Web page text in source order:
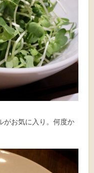
がお気に入り。何度か